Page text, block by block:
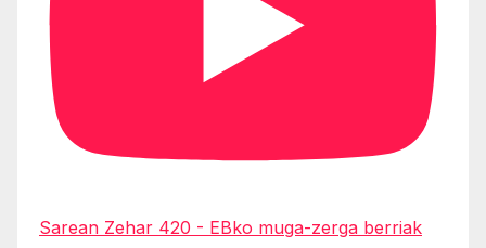
Sarean Zehar 420 - EBko muga-zerga berriak